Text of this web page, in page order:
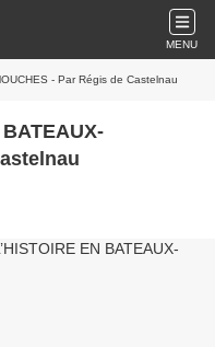
MENU
- Par Régis de Castelnau
BATEAUX-